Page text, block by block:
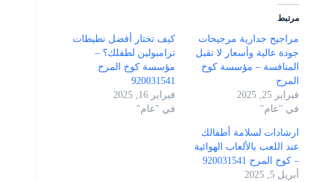
مرتبط
مراجيح جدارية مرجيحات
جودة عالية وأسعار لا تقبل
المنافسة – مؤسسة كوخ
المرح
فبراير 25, 2025
في "عام"
كيف تختار أفضل نطيطات
ترامبولين لطفلك؟ –
مؤسسة كوخ المرح
920031541
فبراير 16, 2025
في "عام"
ارشادات لسلامة أطفالك
عند اللعب بالألعاب الهوائية
– كوخ المرح 920031541
أبريل 5, 2025